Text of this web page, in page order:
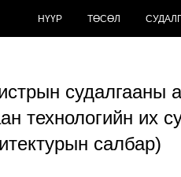
НҮҮР ТӨСӨЛ
судалгааны
технологийн их
салбар)